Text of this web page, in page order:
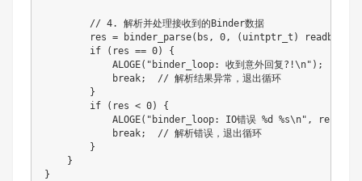
        // 4. 解析并处理接收到的Binder数据
res = binder_parse(bs, 0, (uintptr_t) readbuf,
        if (res == 0) {
            ALOGE("binder_loop: 收到意外回复?!\n");
            break;  // 解析结果异常，退出循环
        }
        if (res < 0) {
ALOGE("binder_loop: IO错误 %d %s\n", res,
            break;  // 解析错误，退出循环
        }
    }
}